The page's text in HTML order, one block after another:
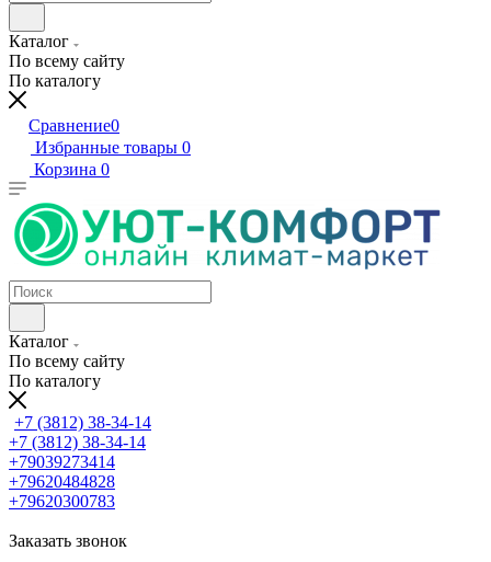
Каталог
По всему сайту
По каталогу
Сравнение0
Избранные товары 0
Корзина 0
Каталог
По всему сайту
По каталогу
+7 (3812) 38-34-14
+7 (3812) 38-34-14
+79039273414
+79620484828
+79620300783
Заказать звонок